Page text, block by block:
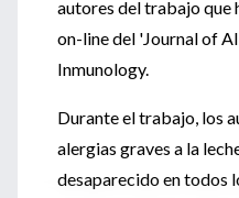
autores del trabajo que
on-line del 'Journal of
Inmunology.
Durante el trabajo, los
alergias graves a la
desaparecido en todos